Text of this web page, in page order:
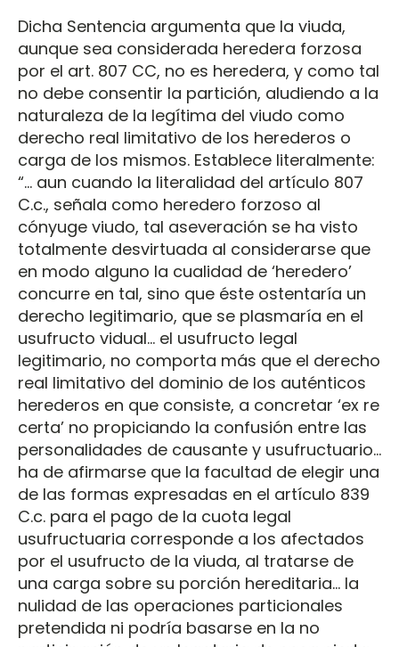
Dicha Sentencia argumenta que la viuda,
aunque sea considerada heredera forzosa
por el art. 807 CC, no es heredera, y como tal
no debe consentir la partición, aludiendo a la
naturaleza de la legítima del viudo como
derecho real limitativo de los herederos o
carga de los mismos. Establece literalmente:
“... aun cuando la literalidad del artículo 807
C.c., señala como heredero forzoso al
cónyuge viudo, tal aseveración se ha visto
totalmente desvirtuada al considerarse que
en modo alguno la cualidad de ‘heredero’
concurre en tal, sino que éste ostentaría un
derecho legitimario, que se plasmaría en el
usufructo vidual... el usufructo legal
legitimario, no comporta más que el derecho
real limitativo del dominio de los auténticos
herederos en que consiste, a concretar ‘ex re
certa’ no propiciando la confusión entre las
personalidades de causante y usufructuario...
ha de afirmarse que la facultad de elegir una
de las formas expresadas en el artículo 839
C.c. para el pago de la cuota legal
usufructuaria corresponde a los afectados
por el usufructo de la viuda, al tratarse de
una carga sobre su porción hereditaria... la
nulidad de las operaciones particionales
pretendida ni podría basarse en la no